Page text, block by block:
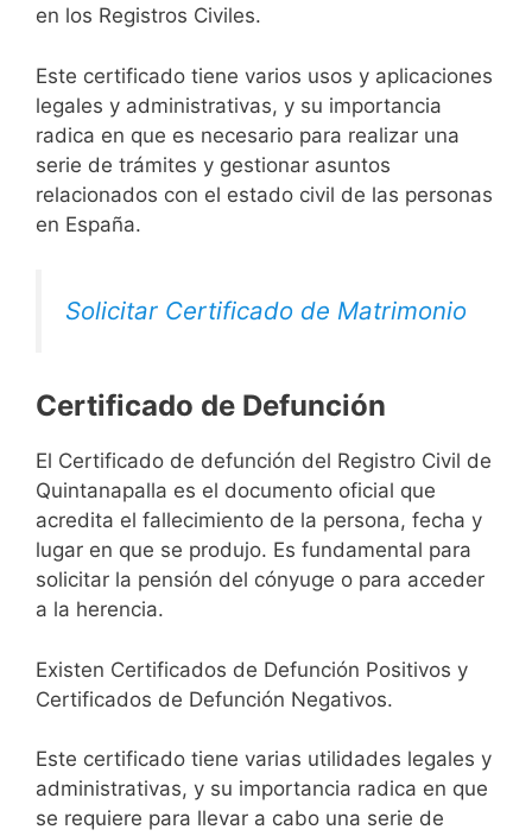
en los Registros Civiles.
Este certificado tiene varios usos y aplicaciones
legales y administrativas, y su importancia
radica en que es necesario para realizar una
serie de trámites y gestionar asuntos
relacionados con el estado civil de las personas
en España.
Solicitar Certificado de Matrimonio
Certificado de Defunción
El Certificado de defunción del Registro Civil de
Quintanapalla es el documento oficial que
acredita el fallecimiento de la persona, fecha y
lugar en que se produjo. Es fundamental para
solicitar la pensión del cónyuge o para acceder
a la herencia.
Existen Certificados de Defunción Positivos y
Certificados de Defunción Negativos.
Este certificado tiene varias utilidades legales y
administrativas, y su importancia radica en que
se requiere para llevar a cabo una serie de